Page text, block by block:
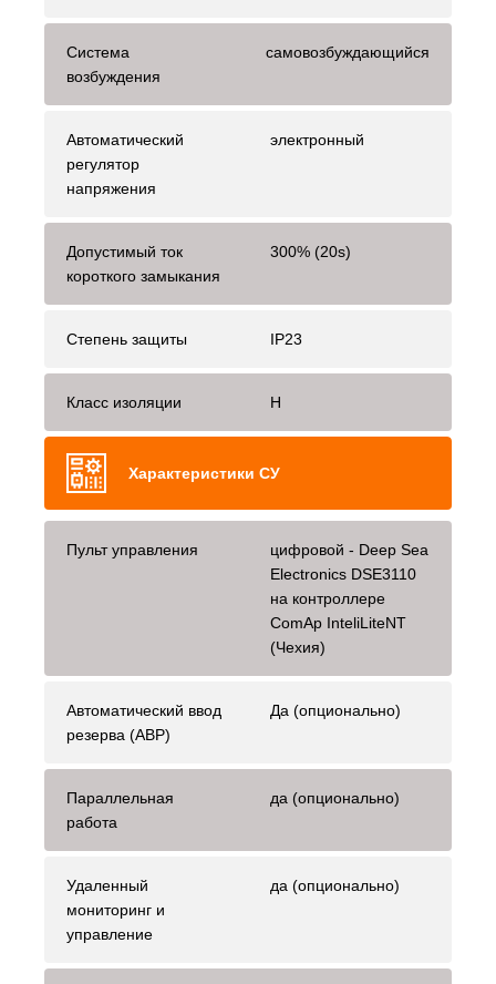
Система
возбуждения
самовозбуждающийся
Автоматический
регулятор
напряжения
электронный
Допустимый ток
короткого замыкания
300% (20s)
Степень защиты IP23
Класс изоляции H
Характеристики СУ
Пульт управления
цифровой - Deep Sea
Electronics DSE3110
на контроллере
ComAp InteliLiteNT
(Чехия)
Автоматический ввод
резерва (АВР)
Да (опционально)
Параллельная
работа
да (опционально)
Удаленный
мониторинг и
управление
да (опционально)